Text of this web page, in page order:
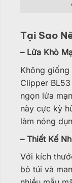
Tại Sao
– Lửa Khò
Không
Clipper
ngọn lửa
này cực kỳ
làm nóng
– Thiết Kế
Với kích
bỏ túi và